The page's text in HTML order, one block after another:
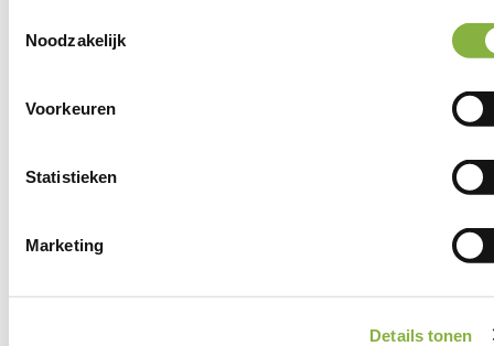
Noodzakelijk
Voorkeuren
Statistieken
Marketing
Details tonen
Wijkgericht: altijd dichtbij
"Ik ben hartstikke trots als iemand een